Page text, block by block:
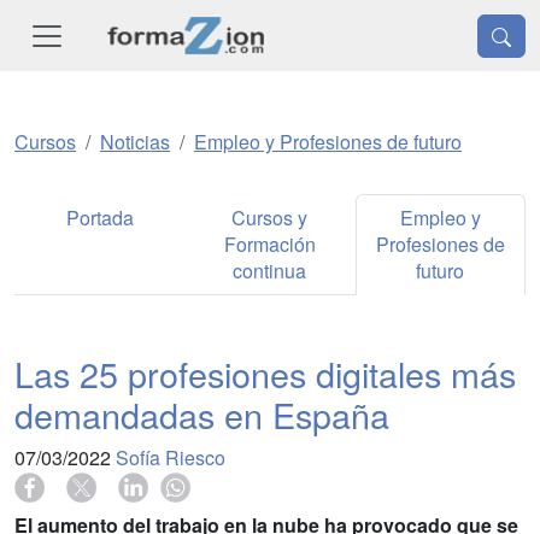
Cursos Noticias Empleo y Profesiones de futuro
Portada
Cursos y
Formación
continua
Empleo y
Profesiones de
futuro
Las 25 profesiones digitales más
demandadas en España
07/03/2022 Sofía Riesco
El aumento del trabajo en la nube ha provocado que se